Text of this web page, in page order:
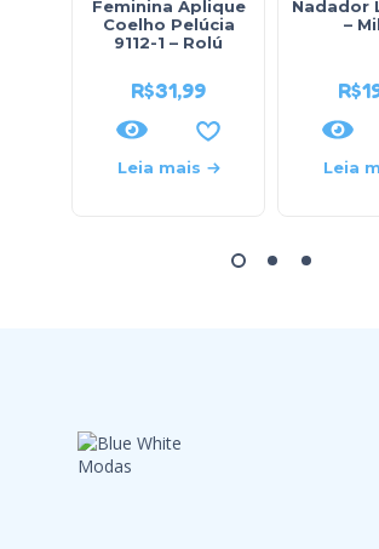
Feminina Aplique
Coelho Pelúcia
9112-1 – Rolú
R$31,99
Leia mais
Nadador
–
R$
Leia